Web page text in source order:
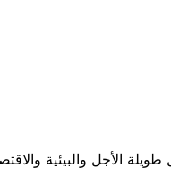
الأجل والبيئية